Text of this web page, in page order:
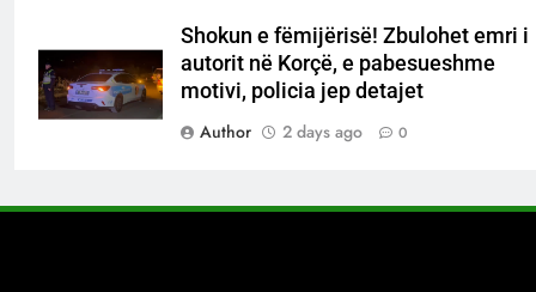
Shokun e fëmijërisë! Zbulohet emri i
autorit në Korçë, e pabesueshme
motivi, policia jep detajet
Author
2 days ago 0